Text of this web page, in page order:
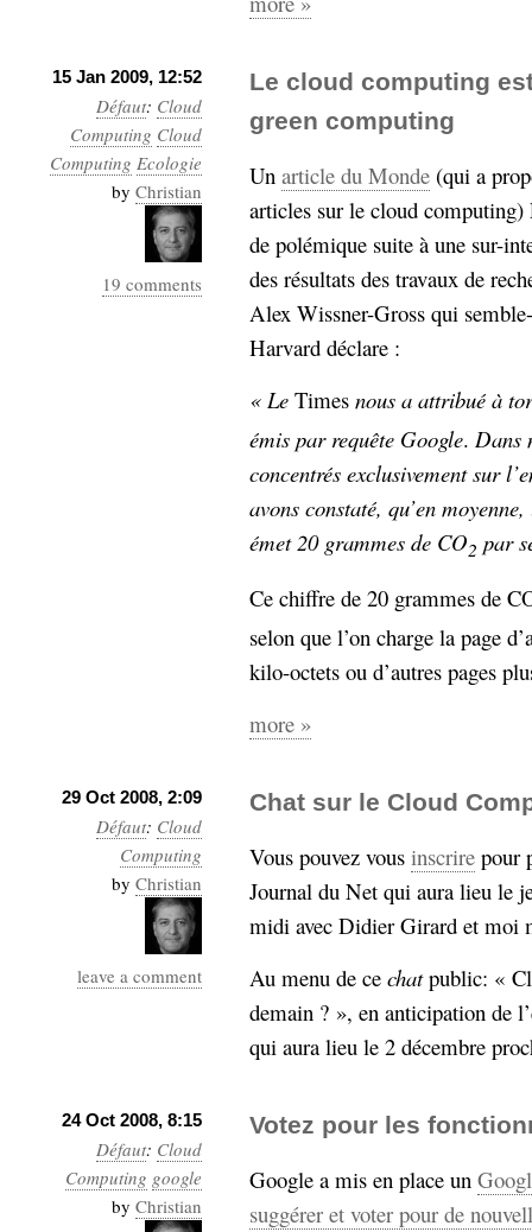
15 Jan 2009, 12:52
Défaut: Cloud
Computing Cloud
Computing Ecologie
by Christian
19 comments
Le cloud computing
green computing
Un article du Monde (qui a
articles sur le cloud
de polémique suite à une sur-
des résultats des travaux de
Alex Wissner-Gross qui
Harvard déclare :
« Le Times nous a attribué à
émis par requête Google. Dans
concentrés exclusivement sur
avons constaté, qu’en
émet 20 grammes de CO2 par
Ce chiffre de 20 grammes de
selon que l’on charge la page
kilo-octets ou d’autres pages
more »
29 Oct 2008, 2:09
Défaut: Cloud
Computing
by Christian
leave a comment
Chat sur le Cloud
Vous pouvez vous inscrire pour
Journal du Net qui aura lieu le
midi avec Didier Girard et moi
Au menu de ce chatpublic: «
demain ? », en anticipation de
qui aura lieu le 2 décembre
24 Oct 2008, 8:15
Défaut: Cloud
Computing google
by Christian
Votez pour les
Google a mis en place un
suggérer et voter pour de